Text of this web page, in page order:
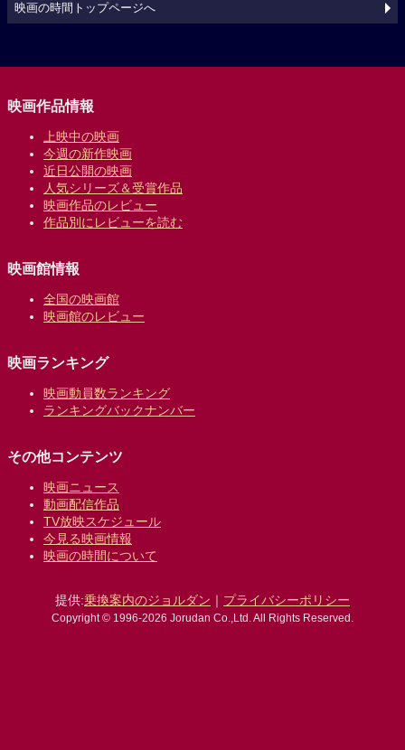
映画の時間トップページへ
映画作品情報
上映中の映画
今週の新作映画
近日公開の映画
人気シリーズ＆受賞作品
映画作品のレビュー
作品別にレビューを読む
映画館情報
全国の映画館
映画館のレビュー
映画ランキング
映画動員数ランキング
ランキングバックナンバー
その他コンテンツ
映画ニュース
動画配信作品
TV放映スケジュール
今見る映画情報
映画の時間について
提供:乗換案内のジョルダン ｜ プライバシーポリシー
Copyright © 1996-2026 Jorudan Co.,Ltd. All Rights Reserved.